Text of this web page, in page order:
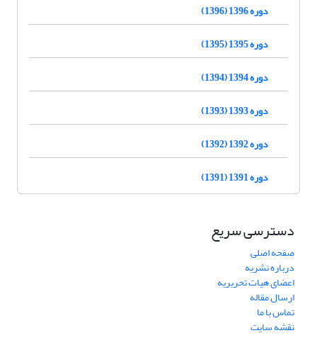
دوره 1396 (1396)
دوره 1395 (1395)
دوره 1394 (1394)
دوره 1393 (1393)
دوره 1392 (1392)
دوره 1391 (1391)
دسترسی سریع
صفحه اصلی
درباره نشریه
اعضای هیات تحریریه
ارسال مقاله
تماس با ما
نقشه سایت